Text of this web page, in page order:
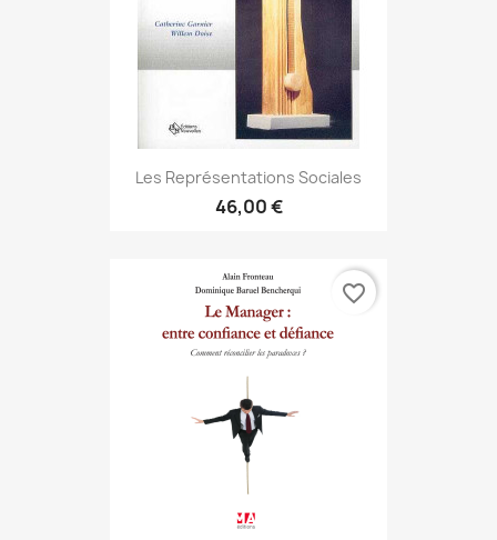
Les Représentations Sociales
46,00 €
favorite_border